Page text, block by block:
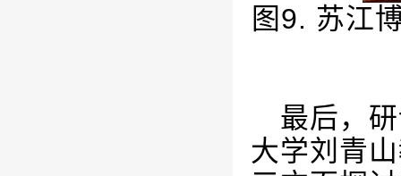
图9. 苏江
最后，
大学刘青